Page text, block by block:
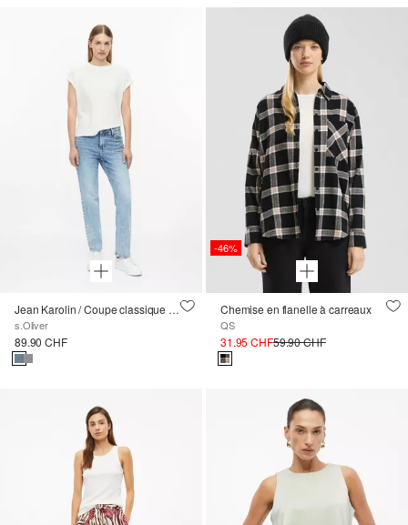
Jean Karolin / Coupe classique / Taille mi-haute / Jambe droite
s.Oliver
89.90 CHF
-46%
Chemise en flanelle à carreaux
QS
31.95 CHF59.90 CHF